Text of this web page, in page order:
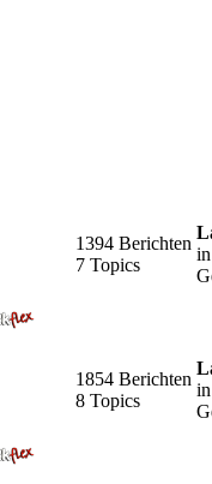
1394 Berichten
7 Topics
in
1854 Berichten
8 Topics
in